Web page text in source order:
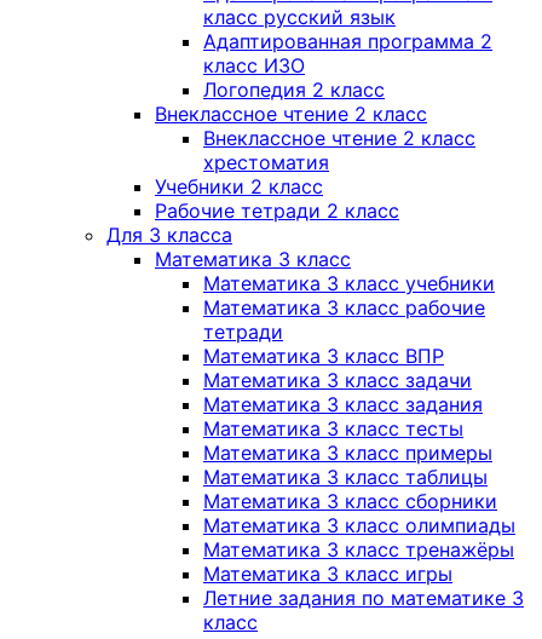
класс русский язык
Адаптированная программа 2
класс ИЗО
Логопедия 2 класс
Внеклассное чтение 2 класс
Внеклассное чтение 2 класс
хрестоматия
Учебники 2 класс
Рабочие тетради 2 класс
Для 3 класса
Математика 3 класс
Математика 3 класс учебники
Математика 3 класс рабочие
тетради
Математика 3 класс ВПР
Математика 3 класс задачи
Математика 3 класс задания
Математика 3 класс тесты
Математика 3 класс примеры
Математика 3 класс таблицы
Математика 3 класс сборники
Математика 3 класс олимпиады
Математика 3 класс тренажёры
Математика 3 класс игры
Летние задания по математике 3
класс